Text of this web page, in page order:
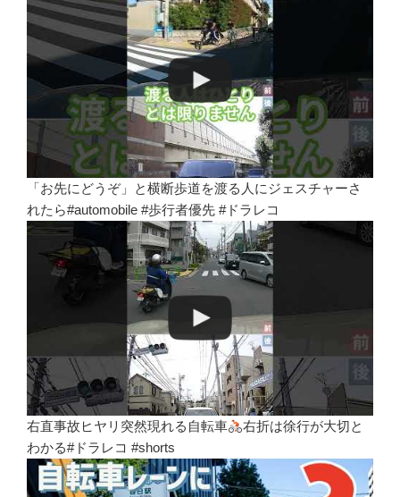
「お先にどうぞ」と横断歩道を渡る人にジェスチャーさ
れたら#automobile #歩行者優先 #ドラレコ
右直事故ヒヤリ突然現れる自転車
右折は徐行が大切と
わかる#ドラレコ #shorts